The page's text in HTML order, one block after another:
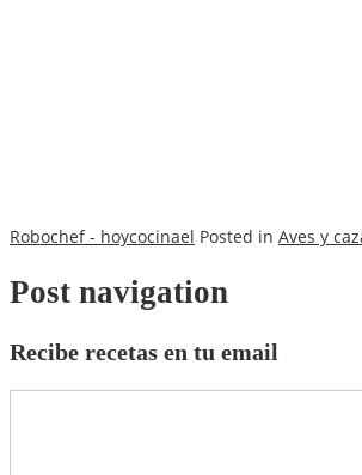
Robochef - hoycocinael Posted in Aves y
Post navigation
Recibe recetas en tu email